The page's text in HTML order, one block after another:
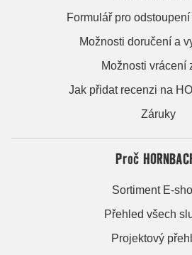
Formulář pro
Možnosti doručení a
Možnosti vrácení
Jak přidat recenzi na
Záruky
Proč
Sortiment E-
Přehled všech
Projektový